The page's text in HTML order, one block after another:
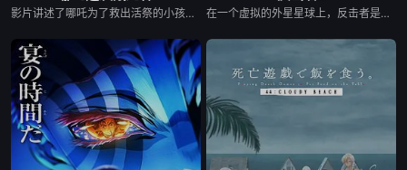
影片讲述了哪吒为了救出活祭的小孩，杀死龙三太子。因而惹怒了龙神，被龙神所伤，断掉一臂。最终在太乙真人的帮助下，塑莲藕手臂，提升“离火印”实力，最终击败龙神，拯救陈塘关，战胜邪恶的故事。 (电审动字[2021]第20号) 在一个虚拟的外星星球上，反击者是一个专业的商业机器人拳击运动员，他在不锈钢教练的培养下，击败了糖铁机器人，赢得了一次商业比赛